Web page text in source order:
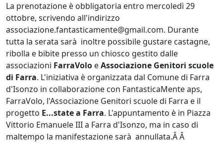
La prenotazione è obbligatoria entro mercoledì 29
ottobre, scrivendo all'indirizzo
associazione.fantasticamente@gmail.com. Durante
tutta la serata sarà inoltre possibile gustare castagne,
ribolla e bibite presso un chiosco gestito dalle
associazioni FarraVolo eAssociazione Genitori scuole
di Farra. L'iniziativa è organizzata dal Comune di Farra
d'Isonzo in collaborazione con FantasticaMente aps,
FarraVolo, l'Associazione Genitori scuole di Farra e il
progetto E...state a Farra. L'appuntamento è in Piazza
Vittorio Emanuele III a Farra d'Isonzo, ma in caso di
maltempo la manifestazione sarà annullata.Â Â